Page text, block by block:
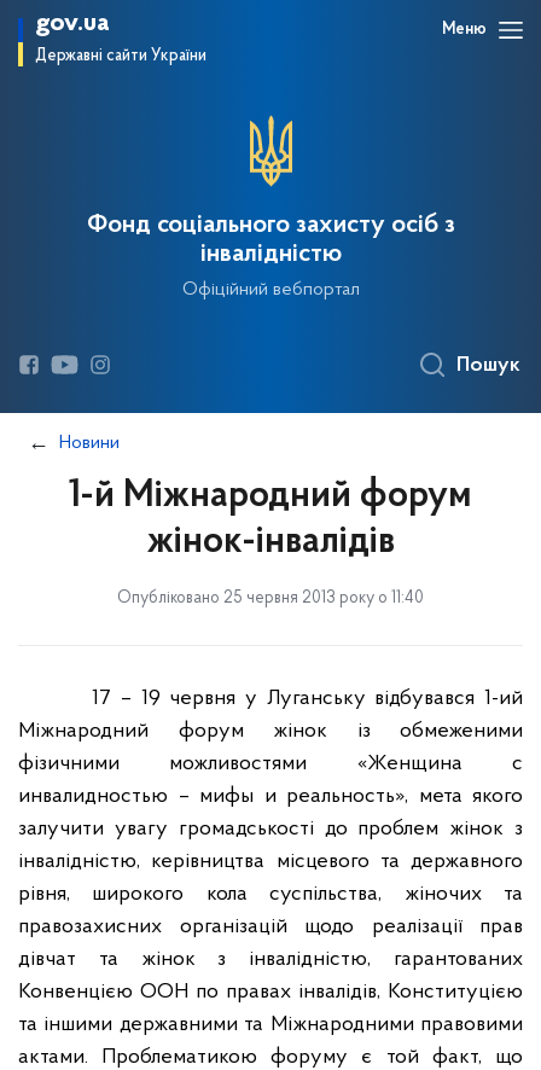
gov.ua
Державні сайти України
Меню
Фонд соціального захисту осіб з
інвалідністю
Офіційний вебпортал
Пошук
Новини
1-й Міжнародний форум
жінок-інвалідів
Опубліковано 25 червня 2013 року о 11:40
17 – 19 червня у Луганську відбувався 1-ий
Міжнародний форум жінок із обмеженими
фізичними можливостями «Женщина с
инвалидностью – мифы и реальность», мета якого
залучити увагу громадськості до проблем жінок з
інвалідністю, керівництва місцевого та державного
рівня, широкого кола суспільства, жіночих та
правозахисних організацій щодо реалізації прав
дівчат та жінок з інвалідністю, гарантованих
Конвенцією ООН по правах інвалідів, Конституцією
та іншими державними та Міжнародними правовими
актами. Проблематикою форуму є той факт, що